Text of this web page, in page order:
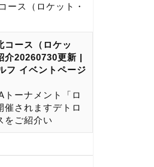
ース（ロケット・
コース（ロケッ
介20260730更新 |
フ イベントページ
ーナメント「ロ
催されますデトロ
をご紹介い